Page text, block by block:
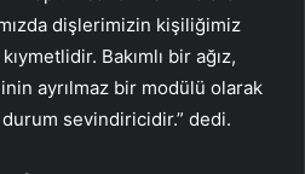
dişlerimizin kişiliğimiz
Bakımlı bir ağız,
ayrılmaz bir modülü olarak
durum sevindiricidir.” dedi.